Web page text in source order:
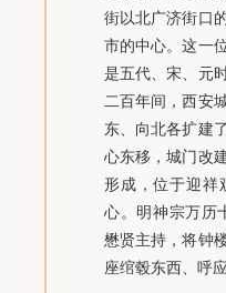
街以北广济街口
市的中心。这一
是五代、宋、元
二百年间，西安
东、向北各扩建
心东移，城门改
形成，位于迎祥
心。明神宗万历
懋贤主持，将钟
座绾毂东西、呼